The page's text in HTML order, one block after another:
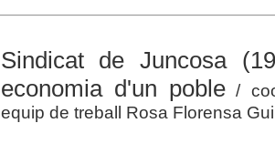
Sindicat de Juncosa
economia d'un poble /
equip de treball Rosa Florensa